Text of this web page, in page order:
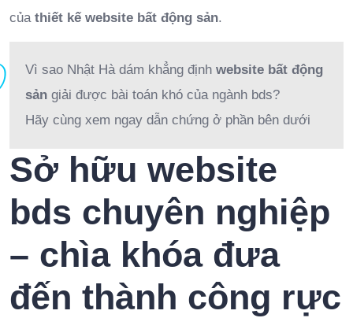
của thiết kế website bất động sản.
Vì sao Nhật Hà dám khẳng định website bất động
sản giải được bài toán khó của ngành bds?
Hãy cùng xem ngay dẫn chứng ở phần bên dưới
Sở hữu website
bds chuyên nghiệp
– chìa khóa đưa
đến thành công rực